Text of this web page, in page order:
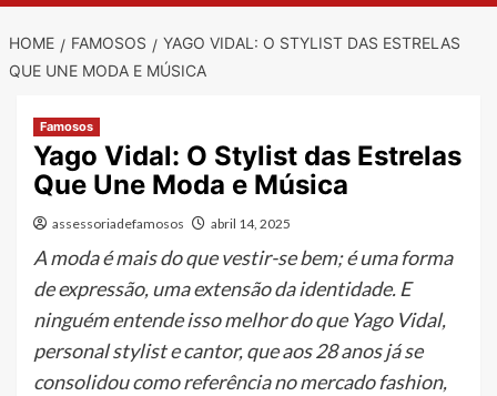
HOME FAMOSOS
YAGO VIDAL: O STYLIST DAS ESTRELAS
QUE UNE MODA E MÚSICA
Famosos
Yago Vidal: O Stylist das Estrelas
Que Une Moda e Música
assessoriadefamosos abril 14, 2025
A moda é mais do que vestir-se bem; é uma forma
de expressão, uma extensão da identidade. E
ninguém entende isso melhor do que Yago Vidal,
personal stylist e cantor, que aos 28 anos já se
consolidou como referência no mercado fashion,